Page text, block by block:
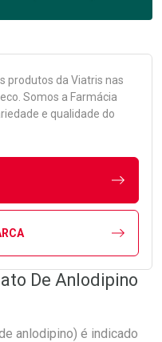
produtos da Viatris nas
Somos a Farmácia
e qualidade do
De Anlodipino
anlodipino) é indicado